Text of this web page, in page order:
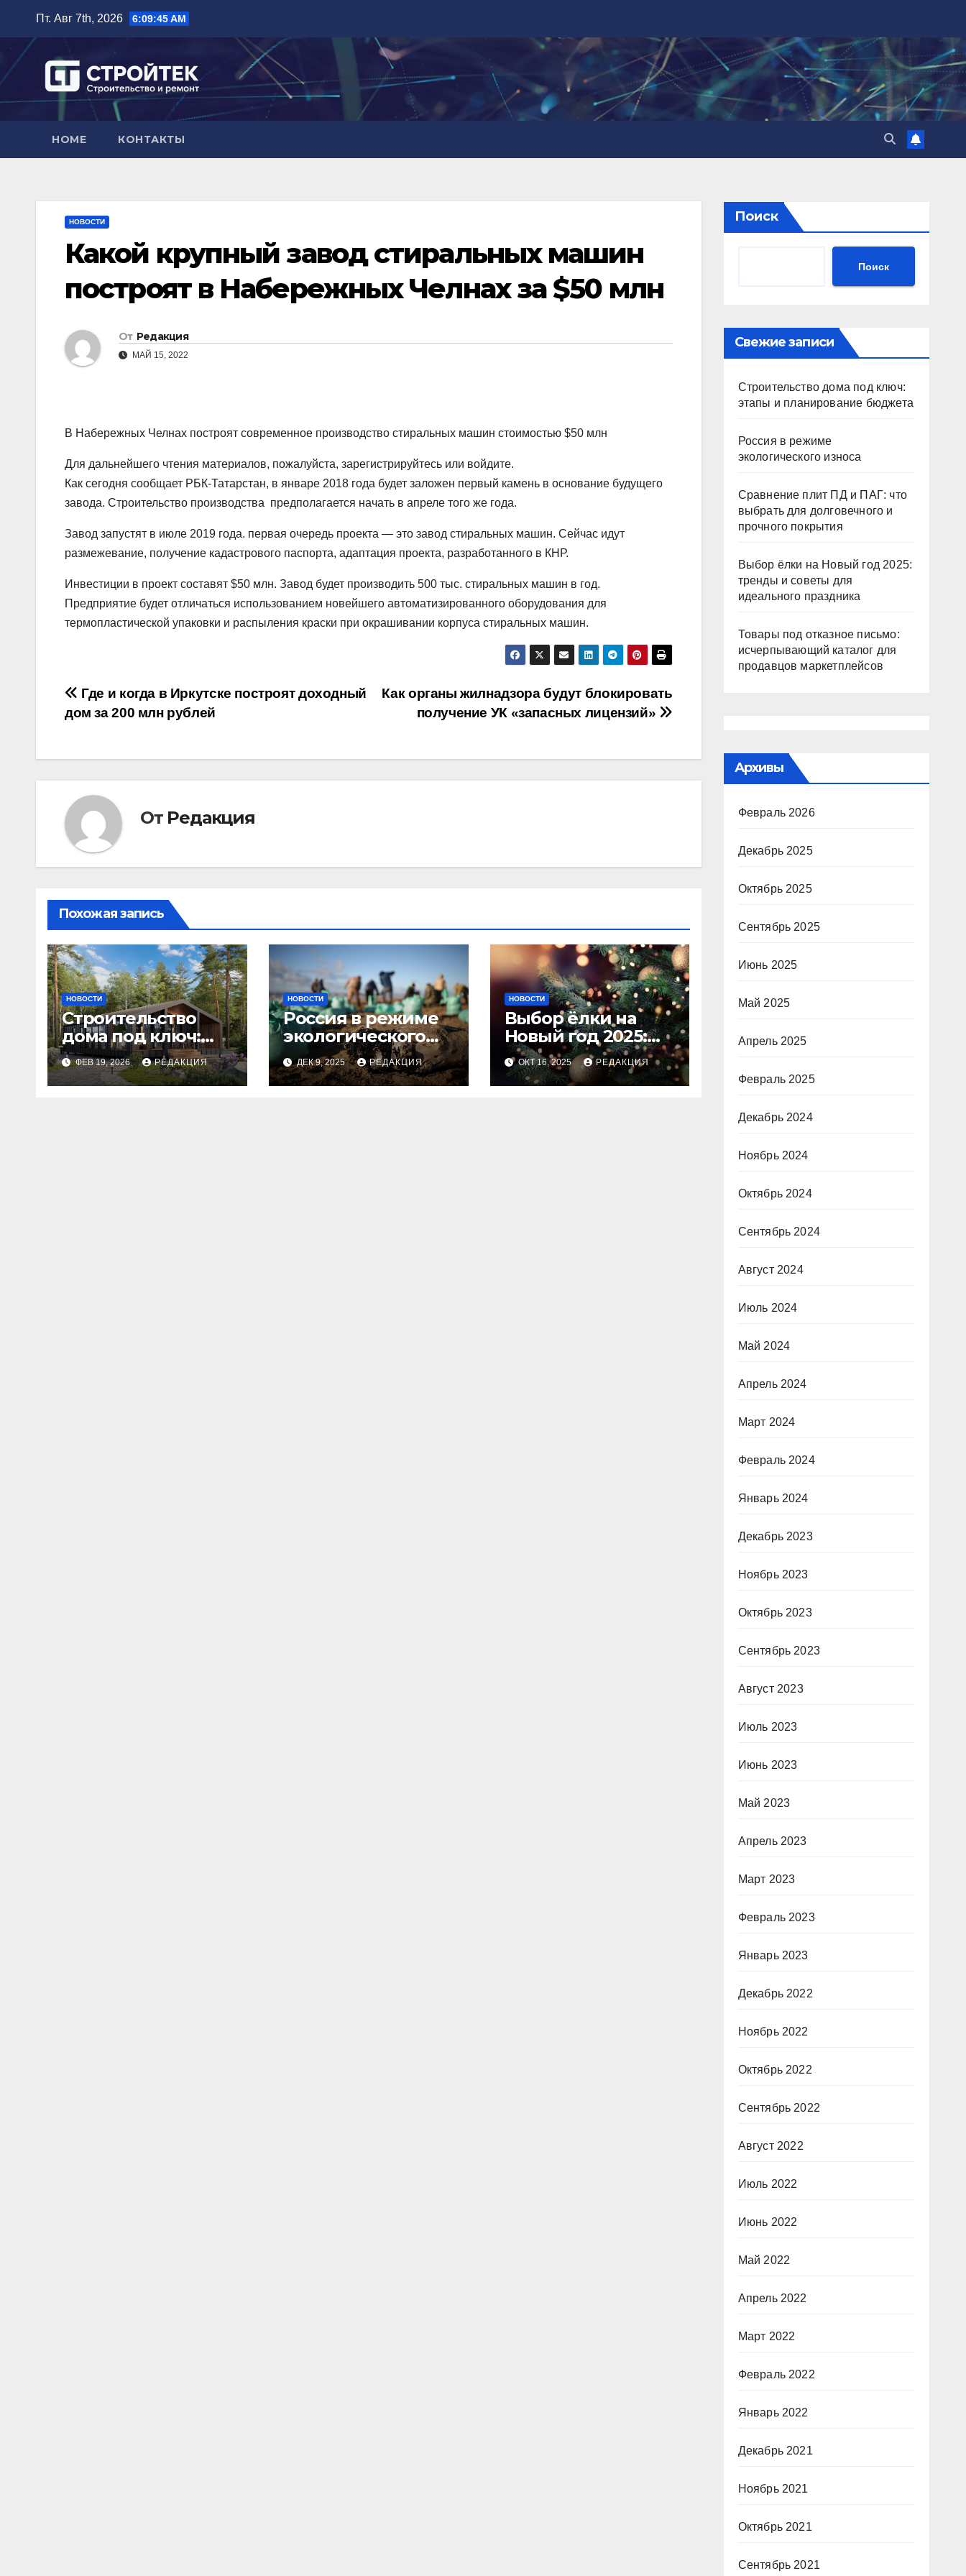
содержимому
Пт. Авг 7th, 2026 6:09:46 AM
HOME КОНТАКТЫ
НОВОСТИ
Какой крупный завод стиральных машин
построят в Набережных Челнах за $50 млн
От Редакция
МАЙ 15, 2022
В Набережных Челнах построят современное производство стиральных машин стоимостью $50 млн
Для дальнейшего чтения материалов, пожалуйста, зарегистрируйтесь или войдите.
Как сегодня сообщает РБК-Татарстан, в январе 2018 года будет заложен первый камень в основание будущего
завода. Строительство производства предполагается начать в апреле того же года.
Завод запустят в июле 2019 года. первая очередь проекта — это завод стиральных машин. Сейчас идут
размежевание, получение кадастрового паспорта, адаптация проекта, разработанного в КНР.
Инвестиции в проект составят $50 млн. Завод будет производить 500 тыс. стиральных машин в год.
Предприятие будет отличаться использованием новейшего автоматизированного оборудования для
термопластической упаковки и распыления краски при окрашивании корпуса стиральных машин.
Навигация
по
записям
Как органы жилнадзора будут блокировать
получение УК «запасных лицензий»
Где и когда в Иркутске построят доходный
дом за 200 млн рублей
От Редакция
Похожая запись
НОВОСТИ
Строительство
дома под ключ:
этапы и
планирование
бюджета
ФЕВ 19, 2026 РЕДАКЦИЯ
НОВОСТИ
Россия в режиме
экологического
износа
ДЕК 9, 2025 РЕДАКЦИЯ
НОВОСТИ
Выбор ёлки на
Новый год 2025:
тренды и советы
для идеального
праздника
ОКТ 16, 2025 РЕДАКЦИЯ
Поиск
Поиск
Свежие записи
Строительство дома под ключ:
этапы и планирование бюджета
Россия в режиме
экологического износа
Сравнение плит ПД и ПАГ: что
выбрать для долговечного и
прочного покрытия
Выбор ёлки на Новый год 2025:
тренды и советы для
идеального праздника
Товары под отказное письмо:
исчерпывающий каталог для
продавцов маркетплейсов
Архивы
Февраль 2026
Декабрь 2025
Октябрь 2025
Сентябрь 2025
Июнь 2025
Май 2025
Апрель 2025
Февраль 2025
Декабрь 2024
Ноябрь 2024
Октябрь 2024
Сентябрь 2024
Август 2024
Июль 2024
Май 2024
Апрель 2024
Март 2024
Февраль 2024
Январь 2024
Декабрь 2023
Ноябрь 2023
Октябрь 2023
Сентябрь 2023
Август 2023
Июль 2023
Июнь 2023
Май 2023
Апрель 2023
Март 2023
Февраль 2023
Январь 2023
Декабрь 2022
Ноябрь 2022
Октябрь 2022
Сентябрь 2022
Август 2022
Июль 2022
Июнь 2022
Май 2022
Апрель 2022
Март 2022
Февраль 2022
Январь 2022
Декабрь 2021
Ноябрь 2021
Октябрь 2021
Сентябрь 2021